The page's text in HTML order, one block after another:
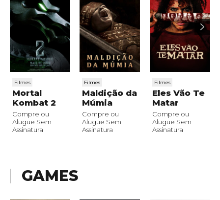
Filmes
Mortal
Kombat 2
Compre ou
Alugue Sem
Assinatura
Filmes
Maldição da
Múmia
Compre ou
Alugue Sem
Assinatura
Filmes
Eles Vão Te
Matar
Compre ou
Alugue Sem
Assinatura
GAMES